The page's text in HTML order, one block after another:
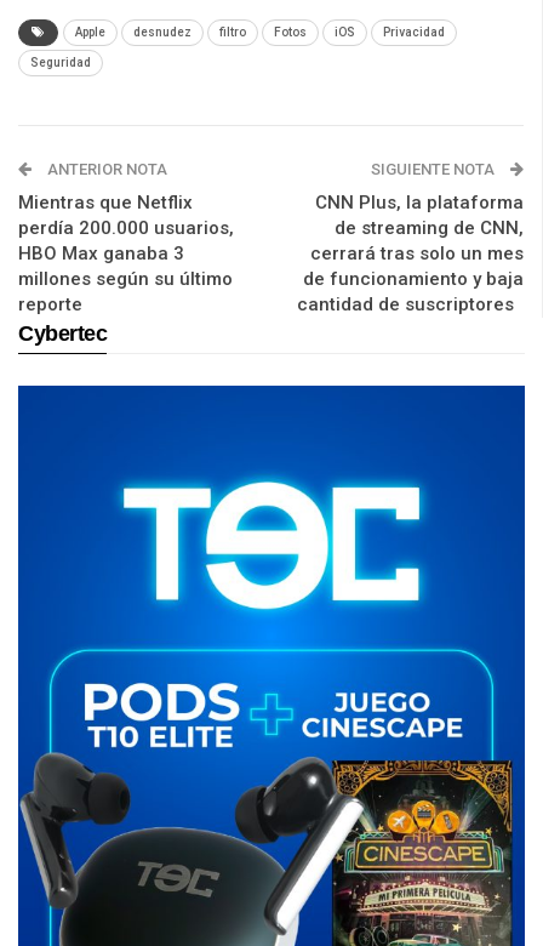
Apple desnudez filtro Fotos iOS Privacidad
Seguridad
ANTERIOR NOTA
Mientras que Netflix
perdía 200.000 usuarios,
HBO Max ganaba 3
millones según su último
reporte
SIGUIENTE NOTA
CNN Plus, la plataforma
de streaming de CNN,
cerrará tras solo un mes
de funcionamiento y baja
cantidad de suscriptores
Cybertec